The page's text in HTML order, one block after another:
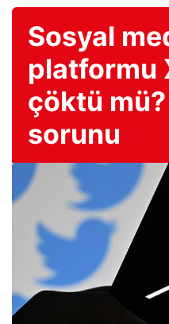
Sosyal
platformu
çöktü mü?
sorunu